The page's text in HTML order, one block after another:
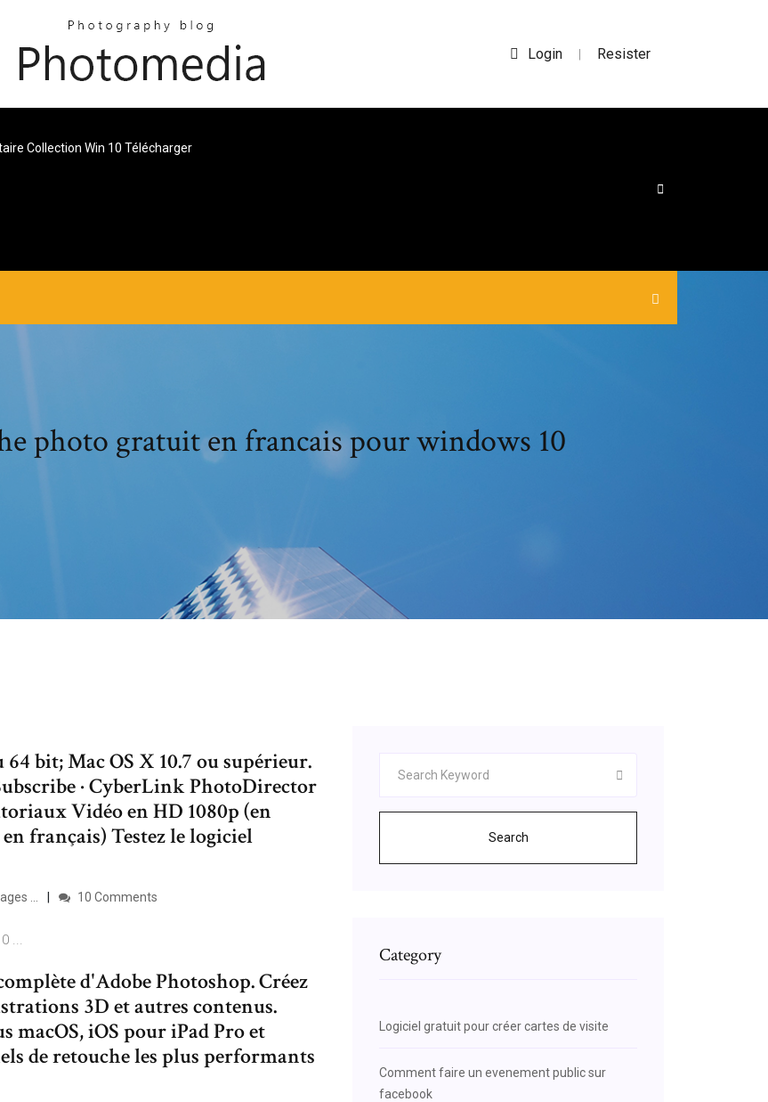
Login | Resister
Collection Win 10 Télécharger
photo gratuit en francais pour windows 10
bit; Mac OS X 10.7 ou supérieur.
· CyberLink PhotoDirector
Vidéo en HD 1080p (en
français) Testez le logiciel
... 10 Comments
...
d'Adobe Photoshop. Créez
3D et autres contenus.
macOS, iOS pour iPad Pro et
de retouche les plus performants
Search
Category
Logiciel gratuit pour créer cartes de visite
Comment faire un evenement public sur
facebook